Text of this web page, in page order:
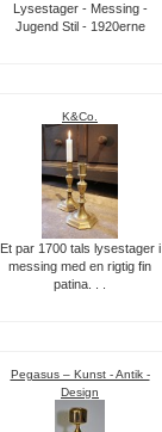
Lysestager - Messing -
Jugend Stil - 1920erne
K&Co.
Et par 1700 tals lysestager i
messing med en rigtig fin
patina. . .
Pegasus – Kunst - Antik -
Design